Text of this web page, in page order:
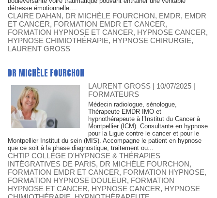
détresse émotionnelle....
CLAIRE DAHAN, DR MICHÈLE FOURCHON, EMDR, EMDR
ET CANCER, FORMATION EMDR ET CANCER,
FORMATION HYPNOSE ET CANCER, HYPNOSE CANCER,
HYPNOSE CHIMIOTHÉRAPIE, HYPNOSE CHIRURGIE,
LAURENT GROSS
DR MICHÈLE FOURCHON
LAURENT GROSS | 10/07/2025 |
FORMATEURS
Médecin radiologue, sénologue,
Thérapeute EMDR IMO et
hypnothérapeute à l’Institut du Cancer à
Montpellier (ICM). Consultante en hypnose
pour la Ligue contre le cancer et pour le
Montpellier Institut du sein (MIS). Accompagne le patient en hypnose
que ce soit à la phase diagnostique, traitement ou...
CHTIP COLLÈGE D'HYPNOSE & THÉRAPIES
INTÉGRATIVES DE PARIS, DR MICHÈLE FOURCHON,
FORMATION EMDR ET CANCER, FORMATION HYPNOSE,
FORMATION HYPNOSE DOULEUR, FORMATION
HYPNOSE ET CANCER, HYPNOSE CANCER, HYPNOSE